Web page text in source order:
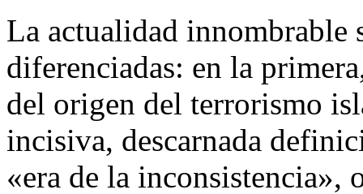
La actualidad innombrable
diferenciadas: en la
del origen del terrorismo
incisiva, descarnada
«era de la inconsistencia»,